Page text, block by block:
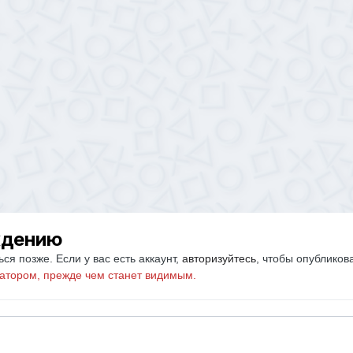
позже. Если у вас есть аккаунт, авторизуйтесь, чтобы
прежде чем станет видимым.